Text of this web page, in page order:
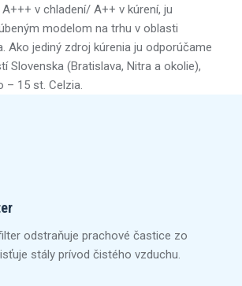
v chladení/ A++ v kúrení, ju
modelom na trhu v oblasti
Ako jediný zdroj kúrenia ju odporúčame
Slovenska (Bratislava, Nitra a okolie),
– 15 st. Celzia.
odstraňuje prachové častice zo
stály prívod čistého vzduchu.